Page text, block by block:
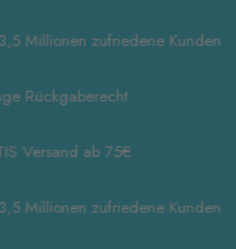
zufriedene Kunden
ab 75€
zufriedene Kunden